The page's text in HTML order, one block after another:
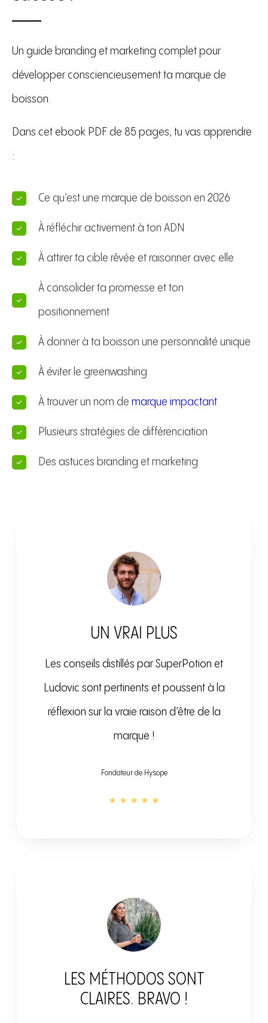
Un guide branding et marketing complet pour
développer consciencieusement ta marque de
boisson.
Dans cet ebook PDF de 85 pages, tu vas apprendre
:
Ce qu’est une marque de boisson en 2026
À réfléchir activement à ton ADN
À attirer ta cible rêvée et raisonner avec elle
À consolider ta promesse et ton
positionnement
À donner à ta boisson une personnalité unique
À éviter le greenwashing
À trouver un nom de marque impactant
Plusieurs stratégies de différenciation
Des astuces branding et marketing
UN VRAI PLUS
Les conseils distillés par SuperPotion et
Ludovic sont pertinents et poussent à la
réflexion sur la vraie raison d’être de la
marque !
Fondateur de Hysope
LES MÉTHODOS SONT
CLAIRES. BRAVO !